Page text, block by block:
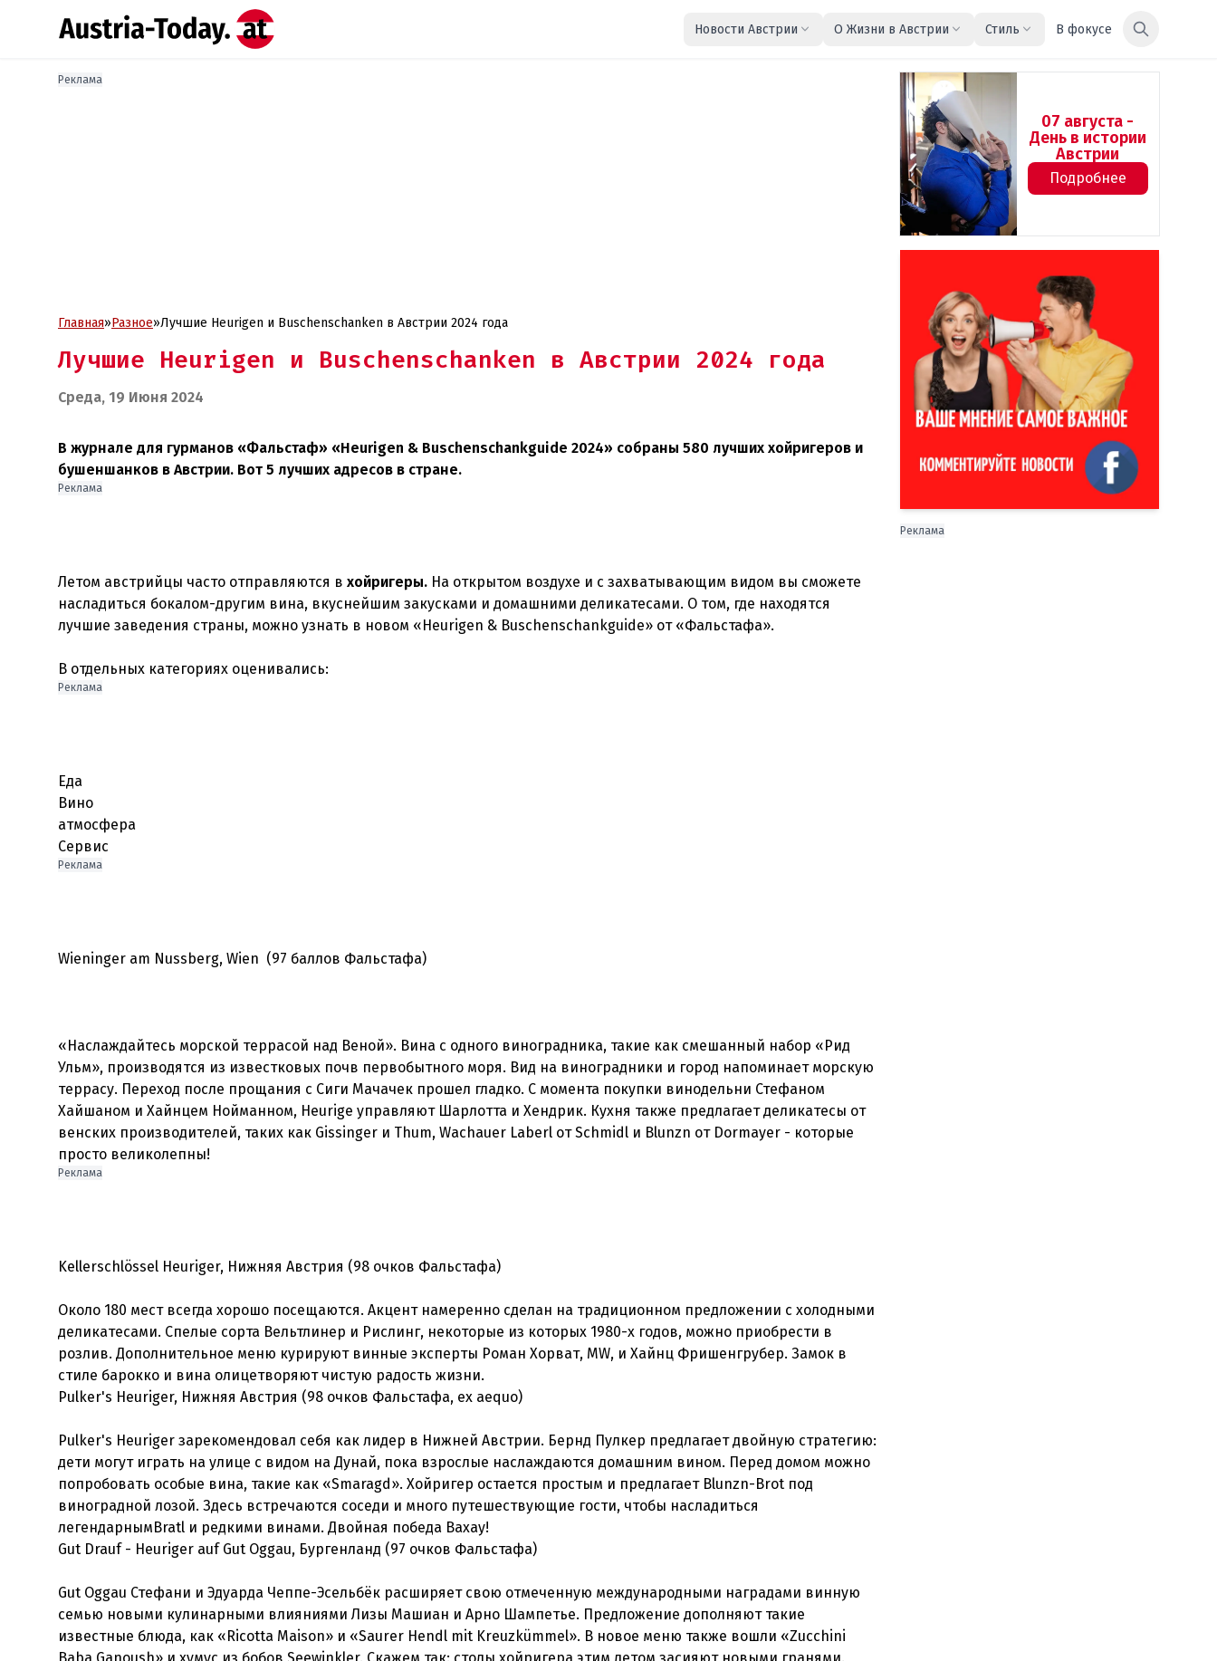
Новости Австрии О Жизни в Австрии Стиль В фокусе
Реклама
Главная»Разное»Лучшие Heurigen и Buschenschanken в Австрии 2024 года
Лучшие Heurigen и Buschenschanken в Австрии 2024 года
Среда, 19 Июня 2024
В журнале для гурманов «Фальстаф» «Heurigen & Buschenschankguide 2024» собраны 580 лучших хойригеров и
бушеншанков в Австрии. Вот 5 лучших адресов в стране.
Реклама
Летом австрийцы часто отправляются в хойригеры. На открытом воздухе и с захватывающим видом вы сможете
насладиться бокалом-другим вина, вкуснейшим закусками и домашними деликатесами. О том, где находятся
лучшие заведения страны, можно узнать в новом «Heurigen & Buschenschankguide» от «Фальстафа».
Реклама
Еда
Вино
атмосфера
Сервис
Реклама
Wieninger am Nussberg, Wien (97 баллов Фальстафа)
«Наслаждайтесь морской террасой над Веной». Вина с одного виноградника, такие как смешанный набор «Рид
Ульм», производятся из известковых почв первобытного моря. Вид на виноградники и город напоминает морскую
террасу. Переход после прощания с Сиги Мачачек прошел гладко. С момента покупки винодельни Стефаном
Хайшаном и Хайнцем Нойманном, Heurige управляют Шарлотта и Хендрик. Кухня также предлагает деликатесы от
венских производителей, таких как Gissinger и Thum, Wachauer Laberl от Schmidl и Blunzn от Dormayer - которые
просто великолепны!
Реклама
Kellerschlössel Heuriger, Нижняя Австрия (98 очков Фальстафа)
Около 180 мест всегда хорошо посещаются. Акцент намеренно сделан на традиционном предложении с холодными
деликатесами. Спелые сорта Вельтлинер и Рислинг, некоторые из которых 1980-х годов, можно приобрести в
розлив. Дополнительное меню курируют винные эксперты Роман Хорват, MW, и Хайнц Фришенгрубер. Замок в
Pulker's Heuriger, Нижняя Австрия (98 очков Фальстафа, ex aequo)
Pulker's Heuriger зарекомендовал себя как лидер в Нижней Австрии. Бернд Пулкер предлагает двойную стратегию:
дети могут играть на улице с видом на Дунай, пока взрослые наслаждаются домашним вином. Перед домом можно
попробовать особые вина, такие как «Smaragd». Хойригер остается простым и предлагает Blunzn-Brot под
виноградной лозой. Здесь встречаются соседи и много путешествующие гости, чтобы насладиться
Gut Drauf - Heuriger auf Gut Oggau, Бургенланд (97 очков Фальстафа)
Gut Oggau Стефани и Эдуарда Чеппе-Эсельбёк расширяет свою отмеченную международными наградами винную
семью новыми кулинарными влияниями Лизы Машиан и Арно Шампетье. Предложение дополняют такие
известные блюда, как «Ricotta Maison» и «Saurer Hendl mit Kreuzkümmel». В новое меню также вошли «Zucchini
07 августа -
День в истории
Австрии
Подробнее
Реклама